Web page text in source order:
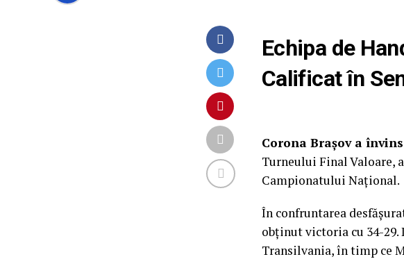
Echipa de
Calificat în
Corona Brașov a
Turneului Final Valoare,
Campionatului Național.
În confruntarea
obținut victoria cu 34-29.
Transilvania, în timp ce